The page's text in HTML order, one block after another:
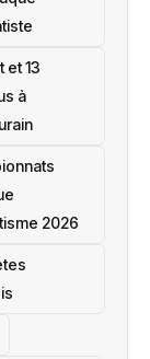
et 13
à
2026